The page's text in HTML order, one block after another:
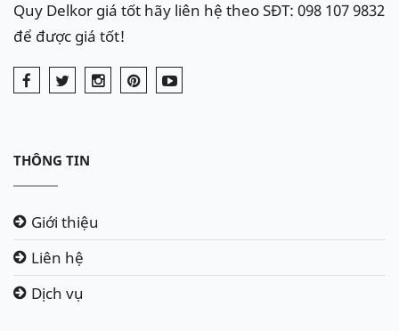
Quy Delkor giá tốt hãy liên hệ theo SĐT: 098 107 9832
để được giá tốt!
THÔNG TIN
Giới thiệu
Liên hệ
Dịch vụ